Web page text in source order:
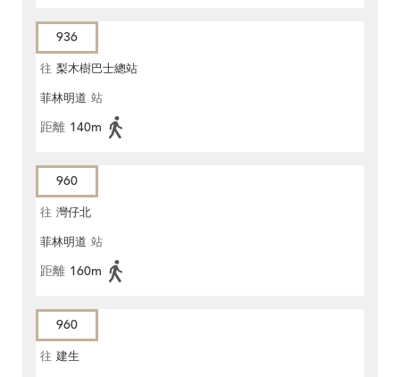
936
往 梨木樹巴士總站
菲林明道 站
距離 140m
960
往 灣仔北
菲林明道 站
距離 160m
960
往 建生